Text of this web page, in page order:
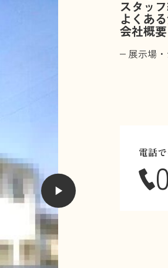
スタッ
よくあ
会社概要
展示場
電話